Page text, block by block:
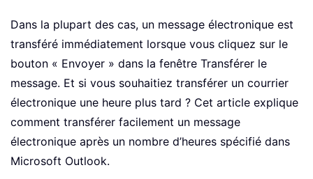
Dans la plupart des cas, un message électronique est
transféré immédiatement lorsque vous cliquez sur le
bouton « Envoyer » dans la fenêtre Transférer le
message. Et si vous souhaitiez transférer un courrier
électronique une heure plus tard ? Cet article explique
comment transférer facilement un message
électronique après un nombre d’heures spécifié dans
Microsoft Outlook.